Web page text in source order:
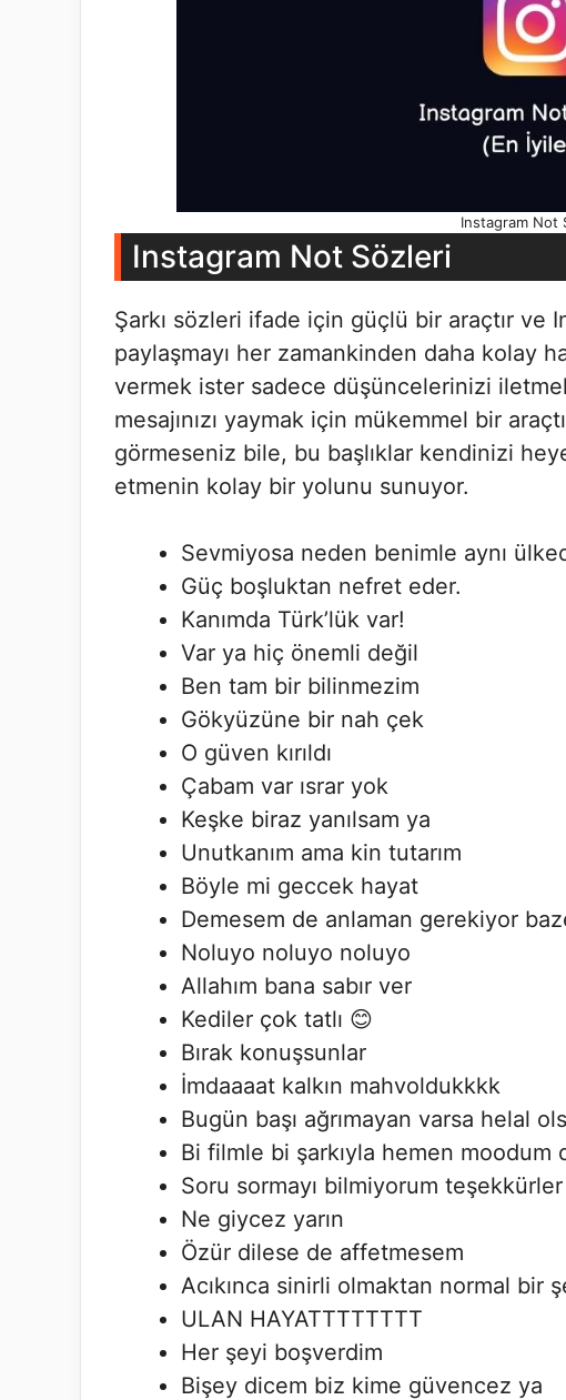
Instagram Not
Instagram Not Sözleri
Şarkı sözleri ifade için güçlü bir araçtır ve
paylaşmayı her zamankinden daha kolay
vermek ister sadece düşüncelerinizi
mesajınızı yaymak için mükemmel bir
görmeseniz bile, bu başlıklar kendinizi
etmenin kolay bir yolunu sunuyor.
Sevmiyosa neden benimle aynı
Güç boşluktan nefret eder.
Kanımda Türk’lük var!
Var ya hiç önemli değil
Ben tam bir bilinmezim
Gökyüzüne bir nah çek
O güven kırıldı
Çabam var ısrar yok
Keşke biraz yanılsam ya
Unutkanım ama kin tutarım
Böyle mi geccek hayat
Demesem de anlaman gerekiyor
Noluyo noluyo noluyo
Allahım bana sabır ver
Kediler çok tatlı 😊
Bırak konuşsunlar
İmdaaaat kalkın mahvoldukkkk
Bugün başı ağrımayan varsa helal
Bi filmle bi şarkıyla hemen moodum
Soru sormayı bilmiyorum teşekkürler
Ne giycez yarın
Özür dilese de affetmesem
Acıkınca sinirli olmaktan normal bir
ULAN HAYATTTTTTTT
Her şeyi boşverdim
Bişey dicem biz kime güvencez ya